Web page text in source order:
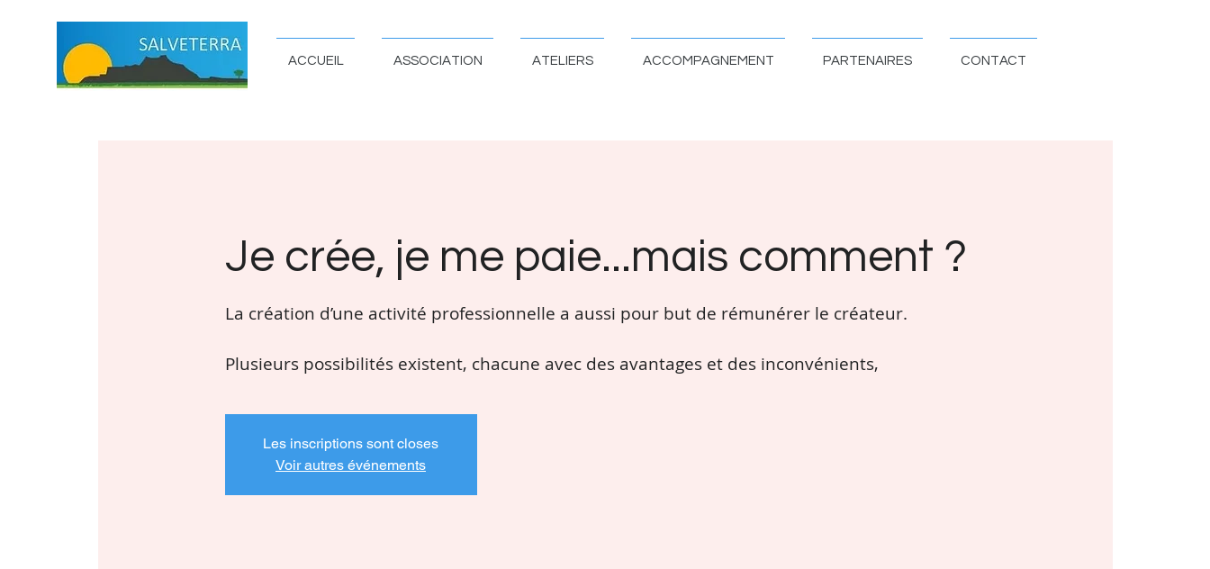
ACCUEIL ASSOCIATION ATELIERS ACCOMPAGNEMENT PARTENAIRES CONTACT
Je crée, je me paie...mais comment ?
La création d’une activité professionnelle a aussi pour but de rémunérer le créateur.
Les inscriptions sont closes
Voir autres événements